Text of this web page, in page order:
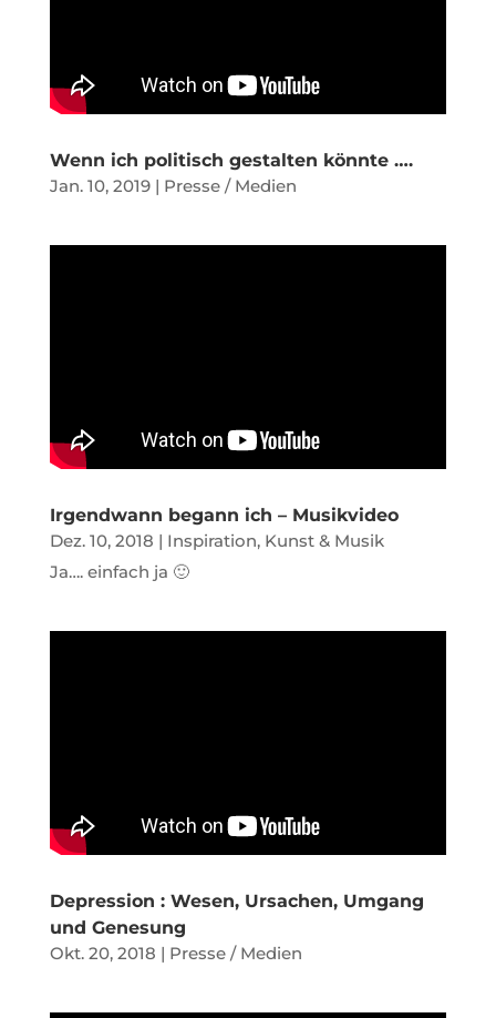
Wenn ich politisch gestalten könnte ….
Jan. 10, 2019| Presse / Medien
Irgendwann begann ich – Musikvideo
Dez. 10, 2018 | Inspiration, Kunst & Musik
Ja…. einfach ja 🙂
Depression : Wesen, Ursachen, Umgang
und Genesung
Okt. 20, 2018 | Presse / Medien